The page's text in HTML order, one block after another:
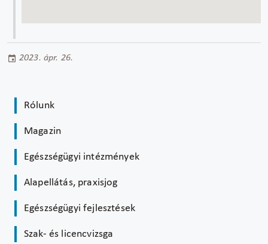
2023. ápr. 26.
Rólunk
Magazin
Egészségügyi intézmények
Alapellátás, praxisjog
Egészségügyi fejlesztések
Szak- és licencvizsga